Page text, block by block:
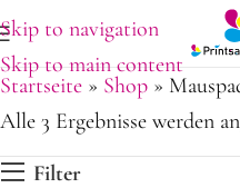
Skip to navigation
Skip to main content
Startseite » Shop »
Alle 3 Ergebnisse werden
Filter